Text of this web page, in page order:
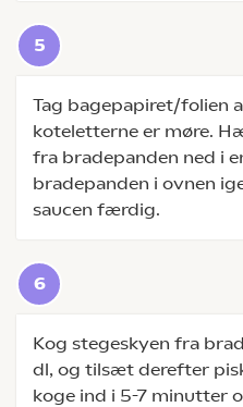
Tag bagepapiret/folien
koteletterne er møre.
fra bradepanden ned i
bradepanden i ovnen
saucen færdig.
Kog stegeskyen fra
dl, og tilsæt derefter
koge ind i 5-7 minutter